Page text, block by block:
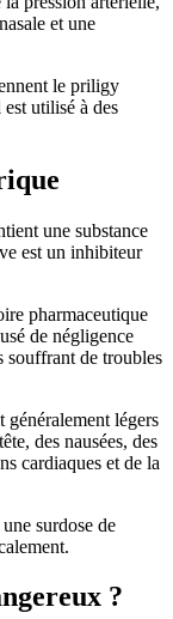
et une
le priligy
utilisé à des
une substance
est un inhibiteur
pharmaceutique
de négligence
souffrant de troubles
légers
des nausées, des
cardiaques et de la
surdose de
?